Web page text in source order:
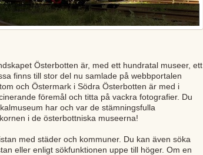
Österbotten är, med ett hundratal museer, ett
finns till stor del nu samlade på webbportalen
och Östermark i Södra Österbotten är med i
föremål och titta på vackra fotografier. Du
har och var de stämningsfulla
i de österbottniska museerna!
med städer och kommuner. Du kan även söka
eller enligt sökfunktionen uppe till höger. Om en